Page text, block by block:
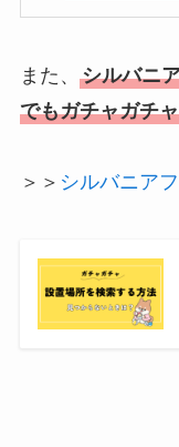
また、 シルバニ
でもガチャガチ
＞＞ シルバニア